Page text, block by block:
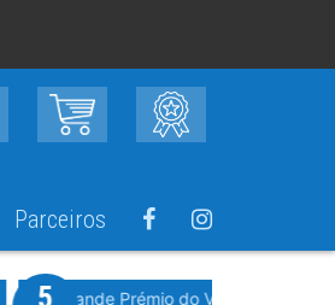
Parceiros
10º Grande Prémio do Vale Grande